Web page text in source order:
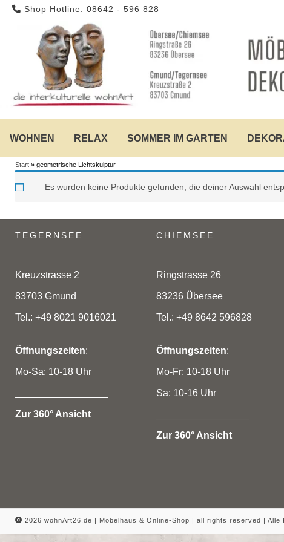
Skip
Shop Hotline: 08642 - 596 828
WOHNEN RELAX SOMMER IM GARTEN
Start » geometrische Lichtskulptur
Es wurden keine Produkte gefunden, die deiner Auswahl
TEGERNSEE
Kreuzstrasse 2
83703 Gmund
Tel.: +49 8021 9016021
Öffnungszeiten:
Mo-Sa: 10-18 Uhr
Zur 360° Ansicht
CHIEMSEE
Ringstrasse 26
83236 Übersee
Tel.: +49 8642 596828
Öffnungszeiten:
Mo-Fr: 10-18 Uhr
Sa: 10-16 Uhr
Zur 360° Ansicht
2026 wohnArt26.de | Möbelhaus & Online-Shop | all rights reserved | Alle